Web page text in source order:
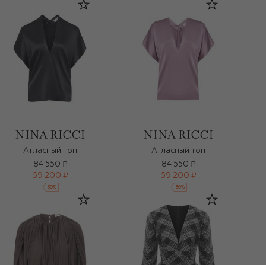
Атласный топ
84 550 ₽
59 200 ₽
-30%
Атласный топ
84 550 ₽
59 200 ₽
-30%